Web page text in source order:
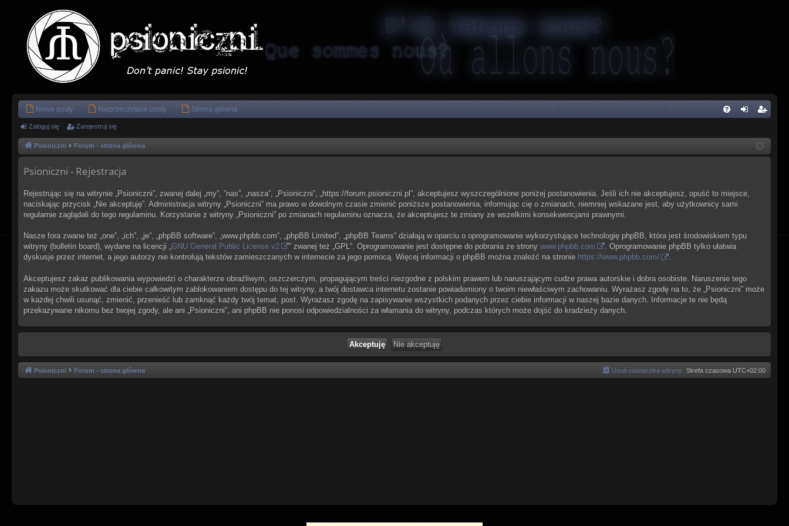
Nowe posty Nieprzeczytane posty Strona główna
ę
ej
Zaloguj się Zarejestruj się
Psioniczni Forum - strona główna
Psioniczni - Rejestracja
Rejestrując się na witrynie „Psioniczni”, zwanej dalej „my”, ”nas”, „nasza”, „Psioniczni”, „https://forum.psioniczni.pl”, akceptujesz wyszczególnione poniżej postanowienia. Jeśli ich nie akceptujesz, opuść to miejsce,
naciskając przycisk „Nie akceptuję”. Administracja witryny „Psioniczni” ma prawo w dowolnym czasie zmienić poniższe postanowienia, informując cię o zmianach, niemniej wskazane jest, aby użytkownicy sami
regularnie zaglądali do tego regulaminu. Korzystanie z witryny „Psioniczni” po zmianach regulaminu oznacza, że akceptujesz te zmiany ze wszelkimi konsekwencjami prawnymi.
Nasze fora zwane też „one”, „ich”, „je”, „phpBB software”, „www.phpbb.com”, „phpBB Limited”, „phpBB Teams” działają w oparciu o oprogramowanie wykorzystujące technologię phpBB, która jest środowiskiem typu
witryny (bulletin board), wydane na licencji „ GNU General Public License v2 ” zwanej też „GPL”. Oprogramowanie jest dostępne do pobrania ze strony www.phpbb.com
. Oprogramowanie phpBB tylko ułatwia
dyskusje przez internet, a jego autorzy nie kontrolują tekstów zamieszczanych w internecie za jego pomocą. Więcej informacji o phpBB można znaleźć na stronie https://www.phpbb.com/ .
Akceptujesz zakaz publikowania wypowiedzi o charakterze obraźliwym, oszczerczym, propagującym treści niezgodne z polskim prawem lub naruszającym cudze prawa autorskie i dobra osobiste. Naruszenie tego
zakazu może skutkować dla ciebie całkowitym zablokowaniem dostępu do tej witryny, a twój dostawca internetu zostanie powiadomiony o twoim niewłaściwym zachowaniu. Wyrażasz zgodę na to, że „Psioniczni” może
w każdej chwili usunąć, zmienić, przenieść lub zamknąć każdy twój temat, post. Wyrażasz zgodę na zapisywanie wszystkich podanych przez ciebie informacji w naszej bazie danych. Informacje te nie będą
przekazywane nikomu bez twojej zgody, ale ani „Psioniczni”, ani phpBB nie ponosi odpowiedzialności za włamania do witryny, podczas których może dojść do kradzieży danych.
Psioniczni Forum - strona główna Strefa czasowa UTC+02:00
Usuń ciasteczka witryny